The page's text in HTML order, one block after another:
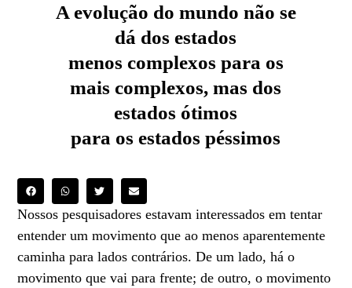
A evolução do mundo não se
dá dos estados
menos complexos para os
mais complexos, mas dos
estados ótimos
para os estados péssimos
Nossos pesquisadores estavam interessados em tentar
entender um movimento que ao menos aparentemente
caminha para lados contrários. De um lado, há o
movimento que vai para frente; de outro, o movimento